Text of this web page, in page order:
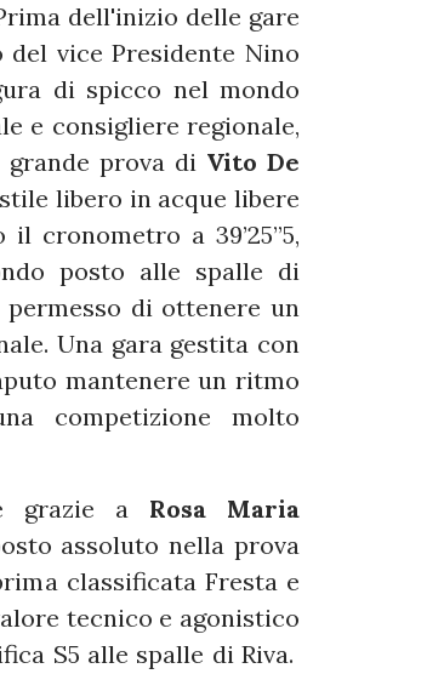
dell'inizio delle gare
vice Presidente Nino
di spicco nel mondo
e consigliere regionale,
grande prova di Vito De
libero in acque libere
cronometro a 39’25”5,
posto alle spalle di
di ottenere un
Una gara gestita con
mantenere un ritmo
competizione molto
grazie a Rosa Maria
assoluto nella prova
classificata Fresta e
tecnico e agonistico
S5 alle spalle di Riva.